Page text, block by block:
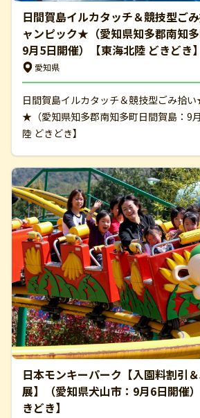
日間賀島イルカタッチ＆競技型ご
ャンピック★（愛知県知多郡南知多
9月5日開催）【東海北陸 どきどき】
愛知県
日間賀島イルカタッチ＆競技型ごみ拾
★（愛知県知多郡南知多町日間賀島：9
陸 どきどき】
日本モンキーパーク【入園料割引
展】（愛知県犬山市：9月6日開催
きどき】